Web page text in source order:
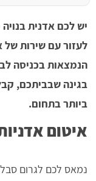
יש לכם אדנית בנויה
לעזור עם שירות של
הנמצאות בכניסה
בגינה שבביתכם,
ביותר בתחום.
איטום
נמאס לכם לגרום